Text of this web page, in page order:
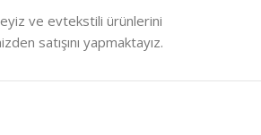
ve evtekstili ürünlerini
satışını yapmaktayız.